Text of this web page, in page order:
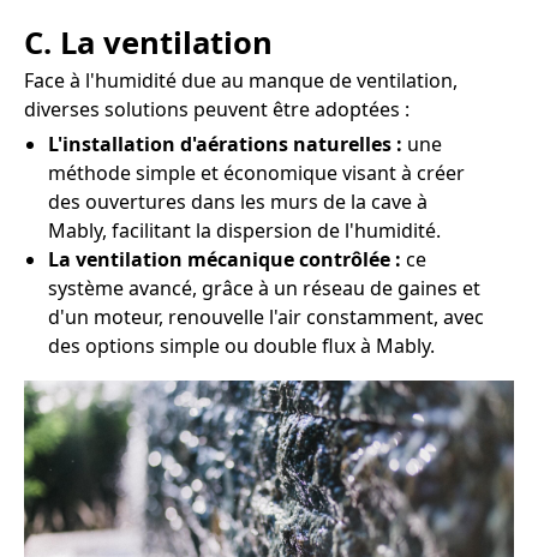
C. La ventilation
Face à l'humidité due au manque de ventilation,
diverses solutions peuvent être adoptées :
L'installation d'aérations naturelles : une
méthode simple et économique visant à créer
des ouvertures dans les murs de la cave à
Mably, facilitant la dispersion de l'humidité.
La ventilation mécanique contrôlée : ce
système avancé, grâce à un réseau de gaines et
d'un moteur, renouvelle l'air constamment, avec
des options simple ou double flux à Mably.